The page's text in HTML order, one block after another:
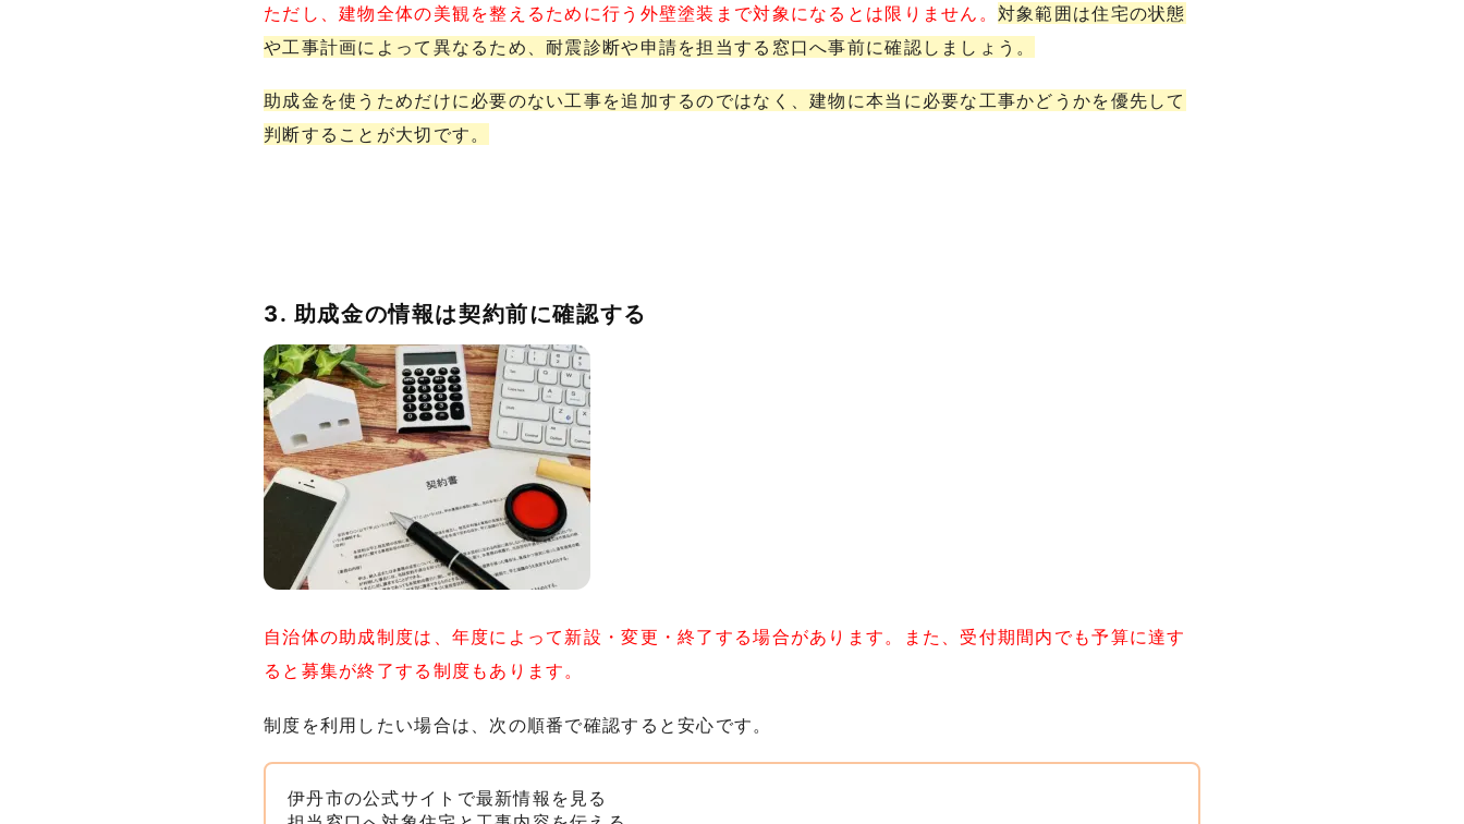
ただし、建物全体の美観を整えるために行う外壁塗装まで対象になるとは限りません。 対象範囲は住宅の状態
や工事計画によって異なるため、耐震診断や申請を担当する窓口へ事前に確認しましょう。
助成金を使うためだけに必要のない工事を追加するのではなく、建物に本当に必要な工事かどうかを優先して
判断することが大切です。
3. 助成金の情報は契約前に確認する
自治体の助成制度は、年度によって新設・変更・終了する場合があります。また、受付期間内でも予算に達す
ると募集が終了する制度もあります。
制度を利用したい場合は、次の順番で確認すると安心です。
伊丹市の公式サイトで最新情報を見る